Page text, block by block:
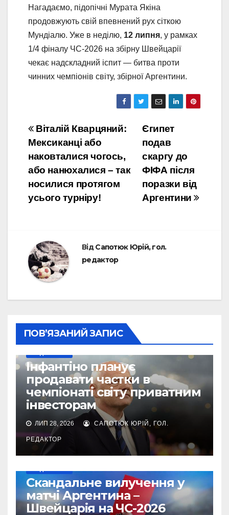
Нагадаємо, підопічні Мурата Якіна
продовжують свій впевнений рух сіткою
Мундіалю. Уже в неділю, 12 липня, у рамках
1/4 фіналу ЧС-2026 на збірну Швейцарії
чекає надскладний іспит — битва проти
чинних чемпіонів світу, збірної Аргентини.
Навігація
записів
Єгипет
подав
скаргу до
ФІФА після
поразки від
Аргентини
Віталій Кварцяний:
Мексиканці або
наковталися чогось,
або нанюхалися – так
носилися протягом
усього турніру!
ВідСапотюк Юрій, гол.
редактор
ПОВ’ЯЗАНИЙ ЗАПИС
Інфантіно планує
продавати частки в
чемпіонаті світу приватним
інвесторам
ЛИП 28, 2026 САПОТЮК ЮРІЙ, ГОЛ.
РЕДАКТОР
Cкандальне вилучення у
матчі Аргентина –
Швейцарія на ЧС-2026